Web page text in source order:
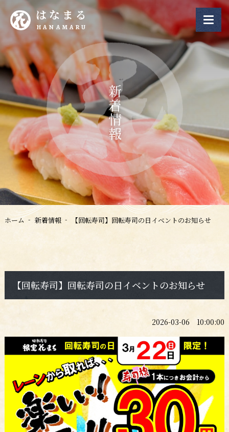
はなまる
HANAMARU
新着情報
ホーム 新着情報 【回転寿司】回転寿司の日イベントのお知らせ
【回転寿司】回転寿司の日イベントのお知らせ
2026-03-06 10:00:00